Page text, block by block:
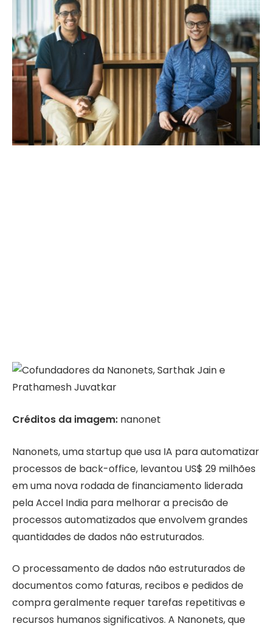
Créditos da imagem: nanonet
Nanonets, uma startup que usa IA para automatizar
processos de back-office, levantou US$ 29 milhões
em uma nova rodada de financiamento liderada
pela Accel India para melhorar a precisão de
processos automatizados que envolvem grandes
quantidades de dados não estruturados.
O processamento de dados não estruturados de
documentos como faturas, recibos e pedidos de
compra geralmente requer tarefas repetitivas e
recursos humanos significativos. A Nanonets, que